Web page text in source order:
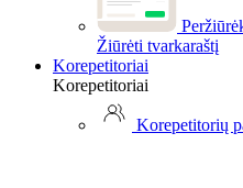
Žiūrėti tvarkaraštį
Korepetitoriai
Korepetitoriai
Korepetitorių